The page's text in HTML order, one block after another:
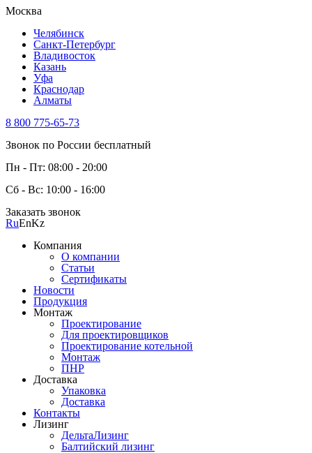
Москва
Челябинск
Санкт-Петербург
Владивосток
Казань
Уфа
Краснодар
Алматы
8 800 775-65-73
Звонок по России бесплатный
Пн - Пт: 08:00 - 20:00
Сб - Вс: 10:00 - 16:00
Заказать звонок
RuEnKz
Компания
О компании
Статьи
Сертификаты
Новости
Продукция
Монтаж
Проектирование
Для проектировщиков
Проектирование котельной
Монтаж
ПНР
Доставка
Упаковка
Доставка
Контакты
Лизинг
ДельтаЛизинг
Балтийский лизинг